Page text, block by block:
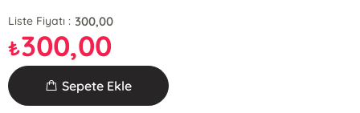
Liste Fiyatı : 300,00
₺300,00
Sepete Ekle